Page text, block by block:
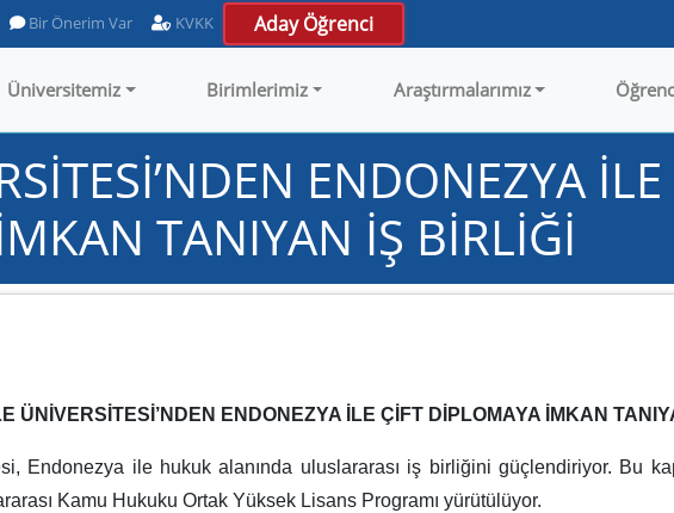
Bir Önerim Var KVKK Aday Öğrenci
Üniversitemiz Birimlerimiz Araştırmalarımız
ENDONEZYA
TANIYAN İŞ BİRLİĞİ
ÜNİVERSİTESİ’NDEN ENDONEZYA İLE ÇİFT DİPLOMAYA İMKAN
Endonezya ile hukuk alanında uluslararası iş birliğini güçlendiriyor. Bu
Kamu Hukuku Ortak Yüksek Lisans Programı yürütülüyor.